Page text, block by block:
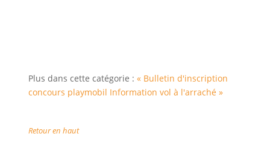
Plus dans cette catégorie : « Bulletin d'inscription
concours playmobil Information vol à l'arraché »
Retour en haut